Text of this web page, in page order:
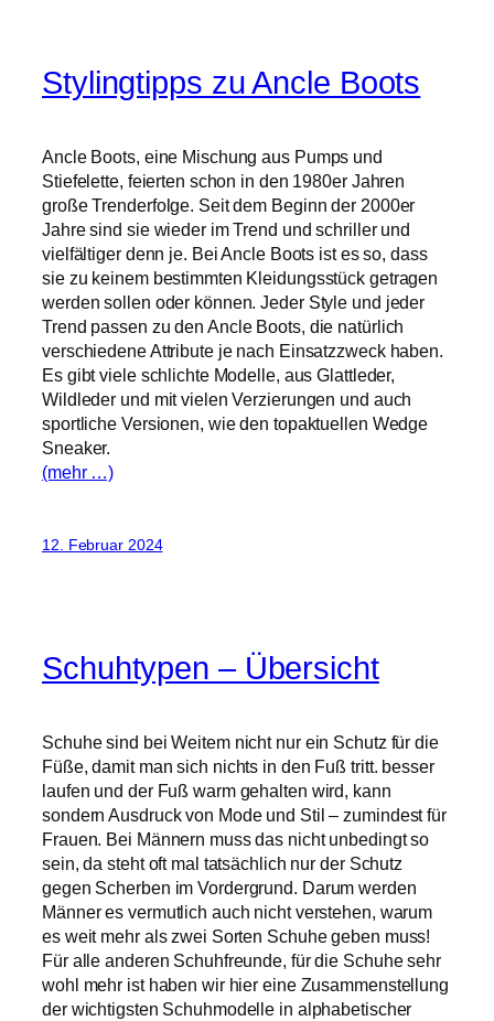
Stylingtipps zu Ancle Boots
Ancle Boots, eine Mischung aus Pumps und
Stiefelette, feierten schon in den 1980er Jahren
große Trenderfolge. Seit dem Beginn der 2000er
Jahre sind sie wieder im Trend und schriller und
vielfältiger denn je. Bei Ancle Boots ist es so, dass
sie zu keinem bestimmten Kleidungsstück getragen
werden sollen oder können. Jeder Style und jeder
Trend passen zu den Ancle Boots, die natürlich
verschiedene Attribute je nach Einsatzzweck haben.
Es gibt viele schlichte Modelle, aus Glattleder,
Wildleder und mit vielen Verzierungen und auch
sportliche Versionen, wie den topaktuellen Wedge
Sneaker.
(mehr …)
12. Februar 2024
Schuhtypen – Übersicht
Schuhe sind bei Weitem nicht nur ein Schutz für die
Füße, damit man sich nichts in den Fuß tritt. besser
laufen und der Fuß warm gehalten wird, kann
sondern Ausdruck von Mode und Stil – zumindest für
Frauen. Bei Männern muss das nicht unbedingt so
sein, da steht oft mal tatsächlich nur der Schutz
gegen Scherben im Vordergrund. Darum werden
Männer es vermutlich auch nicht verstehen, warum
es weit mehr als zwei Sorten Schuhe geben muss!
Für alle anderen Schuhfreunde, für die Schuhe sehr
wohl mehr ist haben wir hier eine Zusammenstellung
der wichtigsten Schuhmodelle in alphabetischer